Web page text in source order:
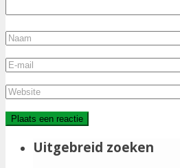
Uitgebreid zoeken